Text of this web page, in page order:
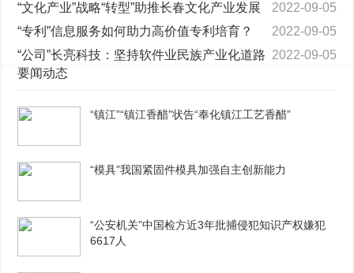
“文化产业”战略“转型”助推长春文化产业发展
2022-09-05
“专利”信息服务如何助力高价值专利培育？
2022-09-05
“公司”长亮科技：坚持软件业民族产业化道路 2022-09-05
要闻动态
“镇江”“镇江香醋”状告“奉化镇江工艺香醋”
“模具”我国紧固件模具加强自主创新能力
“公安机关”中国检方近3年批捕侵犯知识产权嫌犯
6617人